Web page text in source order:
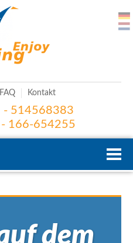
FAQ Kontakt
- 514568383
166-654255
dem